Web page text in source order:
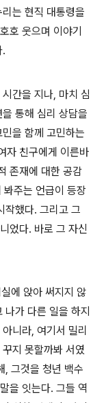
는 현직 대통령을
호 웃으며 이야기
.
간을 지나, 마치 심
통해 심리 상담을
을 함께 고민하는
자 친구에게 이른바
존재에 대한 공감
주는 언급이 등장
작했다. 그리고 그
었다. 바로 그 자신
에 앉아 써지지 않
가 다른 일을 하지
니라, 여기서 밀리
지 못할까봐 서였
, 그것을 청년 백수
을 잇는다. 그들 역